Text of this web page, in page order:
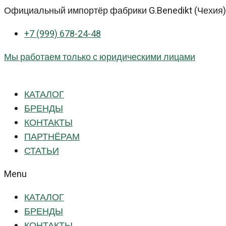
Перейти
контенту
Официальный импортёр фабрики G.Benedikt
+7 (999) 678-24-48
Мы работаем только с юридическими лицами
КАТАЛОГ
БРЕНДЫ
КОНТАКТЫ
ПАРТНЁРАМ
СТАТЬИ
Menu
КАТАЛОГ
БРЕНДЫ